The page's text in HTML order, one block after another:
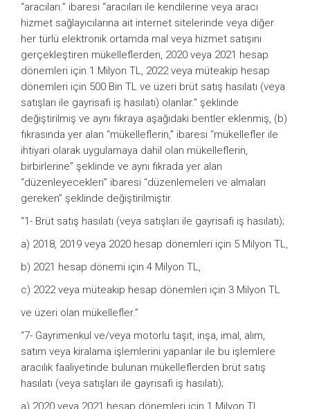
“aracıları.” ibaresi “aracıları ile kendilerine veya aracı
hizmet sağlayıcılarına ait internet sitelerinde veya diğer
her türlü elektronik ortamda mal veya hizmet satışını
gerçekleştiren mükelleflerden, 2020 veya 2021 hesap
dönemleri için 1 Milyon TL, 2022 veya müteakip hesap
dönemleri için 500 Bin TL ve üzeri brüt satış hasılatı (veya
satışları ile gayrisafi iş hasılatı) olanlar.” şeklinde
değiştirilmiş ve aynı fıkraya aşağıdaki bentler eklenmiş, (b)
fıkrasında yer alan “mükelleflerin,” ibaresi “mükellefler ile
ihtiyari olarak uygulamaya dahil olan mükelleflerin,
birbirlerine” şeklinde ve aynı fıkrada yer alan
“düzenleyecekleri” ibaresi “düzenlemeleri ve almaları
gereken” şeklinde değiştirilmiştir.
“1- Brüt satış hasılatı (veya satışları ile gayrisafi iş hasılatı);
a) 2018, 2019 veya 2020 hesap dönemleri için 5 Milyon TL,
b) 2021 hesap dönemi için 4 Milyon TL,
c) 2022 veya müteakip hesap dönemleri için 3 Milyon TL
ve üzeri olan mükellefler.”
“7- Gayrimenkul ve/veya motorlu taşıt, inşa, imal, alım,
satım veya kiralama işlemlerini yapanlar ile bu işlemlere
aracılık faaliyetinde bulunan mükelleflerden brüt satış
hasılatı (veya satışları ile gayrisafi iş hasılatı);
a) 2020 veya 2021 hesap dönemleri için 1 Milyon TL,